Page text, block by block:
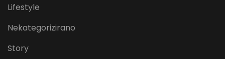
Lifestyle
Nekategorizirano
Story